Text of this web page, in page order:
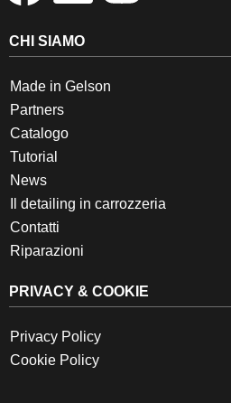
CHI SIAMO
Made in Gelson
Partners
Catalogo
Tutorial
News
Il detailing in carrozzeria
Contatti
Riparazioni
PRIVACY & COOKIE
Privacy Policy
Cookie Policy